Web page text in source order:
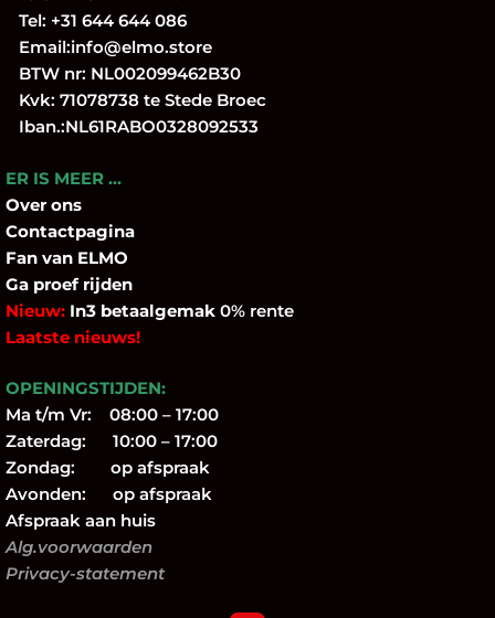
Tel: +31 644 644 086
Email:info@elmo.store
BTW nr: NL002099462B30
Kvk: 71078738 te Stede Broec
Iban.:NL61RABO0328092533
ER IS MEER …
Over ons
Contactpagina
Fan van ELMO
Ga proef rijden
Nieuw: In3 betaalgemak 0% rente
Laatste nieuws!
OPENINGSTIJDEN:
Ma t/m Vr: 08:00 – 17:00
Zaterdag: 10:00 – 17:00
Zondag: op afspraak
Avonden: op afspraak
Afspraak aan huis
Alg.voorwaarden
Privacy-statement